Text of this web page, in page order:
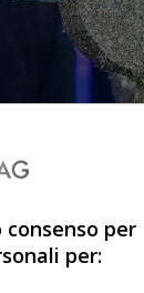
per
per: